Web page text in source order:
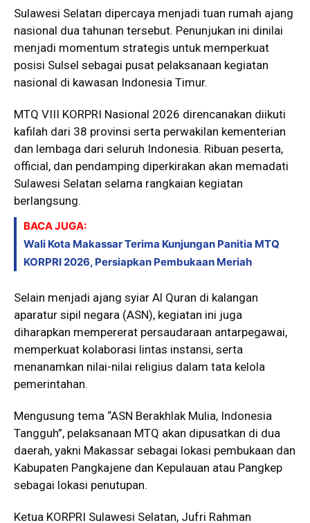
Sulawesi Selatan dipercaya menjadi tuan rumah ajang
nasional dua tahunan tersebut. Penunjukan ini dinilai
menjadi momentum strategis untuk memperkuat
posisi Sulsel sebagai pusat pelaksanaan kegiatan
nasional di kawasan Indonesia Timur.
MTQ VIII KORPRI Nasional 2026 direncanakan diikuti
kafilah dari 38 provinsi serta perwakilan kementerian
dan lembaga dari seluruh Indonesia. Ribuan peserta,
official, dan pendamping diperkirakan akan memadati
Sulawesi Selatan selama rangkaian kegiatan
berlangsung.
BACA JUGA:
Wali Kota Makassar Terima Kunjungan Panitia MTQ
KORPRI 2026, Persiapkan Pembukaan Meriah
Selain menjadi ajang syiar Al Quran di kalangan
aparatur sipil negara (ASN), kegiatan ini juga
diharapkan mempererat persaudaraan antarpegawai,
memperkuat kolaborasi lintas instansi, serta
menanamkan nilai-nilai religius dalam tata kelola
pemerintahan.
Mengusung tema “ASN Berakhlak Mulia, Indonesia
Tangguh”, pelaksanaan MTQ akan dipusatkan di dua
daerah, yakni Makassar sebagai lokasi pembukaan dan
Kabupaten Pangkajene dan Kepulauan atau Pangkep
sebagai lokasi penutupan.
Ketua KORPRI Sulawesi Selatan, Jufri Rahman